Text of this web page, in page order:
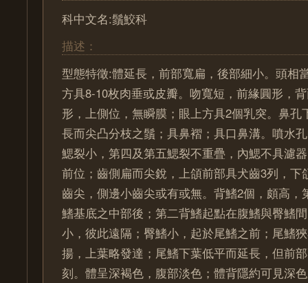
科中文名:鬚鮫科
描述：
型態特徵:體延長，前部寬扁，後部細小。頭相
方具8-10枚肉垂或皮瓣。吻寬短，前緣圓形，
形，上側位，無瞬膜；眼上方具2個乳突。鼻孔
長而尖凸分枝之鬚；具鼻褶；具口鼻溝。噴水
鰓裂小，第四及第五鰓裂不重疊，內鰓不具濾
前位；齒側扁而尖銳，上頜前部具犬齒3列，下
齒尖，側邊小齒尖或有或無。背鰭2個，頗高，
鰭基底之中部後；第二背鰭起點在腹鰭與臀鰭
小，彼此遠隔；臀鰭小，起於尾鰭之前；尾鰭
揚，上葉略發達；尾鰭下葉低平而延長，但前
刻。體呈深褐色，腹部淡色；體背隱約可見深